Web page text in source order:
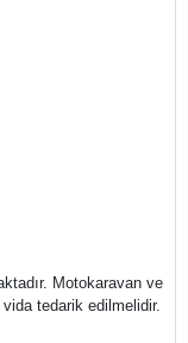
Motokaravan ve
tedarik edilmelidir.